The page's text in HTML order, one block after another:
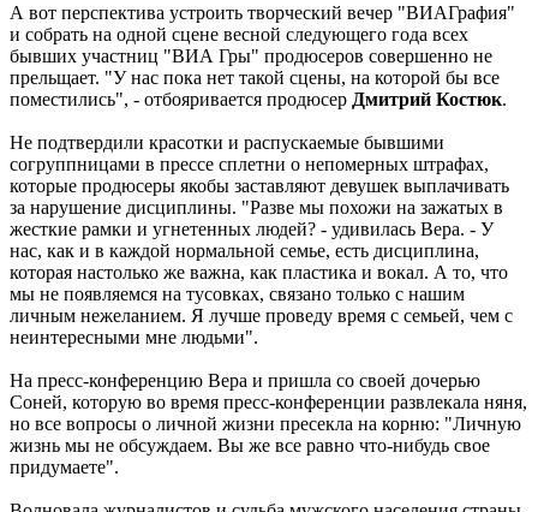
А вот перспектива устроить творческий вечер "ВИАГрафия"
и собрать на одной сцене весной следующего года всех
бывших участниц "ВИА Гры" продюсеров совершенно не
прельщает. "У нас пока нет такой сцены, на которой бы все
поместились", - отбояривается продюсер Дмитрий Костюк.
Не подтвердили красотки и распускаемые бывшими
согруппницами в прессе сплетни о непомерных штрафах,
которые продюсеры якобы заставляют девушек выплачивать
за нарушение дисциплины. "Разве мы похожи на зажатых в
жесткие рамки и угнетенных людей? - удивилась Вера. - У
нас, как и в каждой нормальной семье, есть дисциплина,
которая настолько же важна, как пластика и вокал. А то, что
мы не появляемся на тусовках, связано только с нашим
личным нежеланием. Я лучше проведу время с семьей, чем с
неинтересными мне людьми".
На пресс-конференцию Вера и пришла со своей дочерью
Соней, которую во время пресс-конференции развлекала няня,
но все вопросы о личной жизни пресекла на корню: "Личную
жизнь мы не обсуждаем. Вы же все равно что-нибудь свое
придумаете".